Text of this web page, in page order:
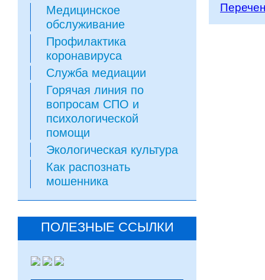
Медицинское
обслуживание
Профилактика
коронавируса
Служба медиации
Горячая линия по
вопросам СПО и
психологической
помощи
Экологическая культура
Как распознать
мошенника
ПОЛЕЗНЫЕ ССЫЛКИ